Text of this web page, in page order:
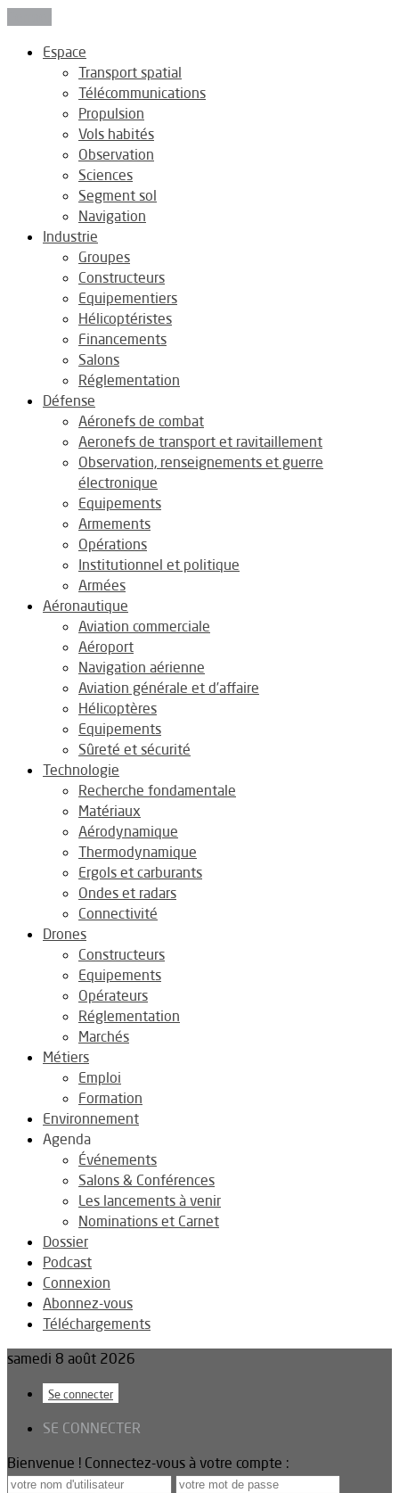
Espace
Transport spatial
Télécommunications
Propulsion
Vols habités
Observation
Sciences
Segment sol
Navigation
Industrie
Groupes
Constructeurs
Equipementiers
Hélicoptéristes
Financements
Salons
Réglementation
Défense
Aéronefs de combat
Aeronefs de transport et ravitaillement
Observation, renseignements et guerre
électronique
Equipements
Armements
Opérations
Institutionnel et politique
Armées
Aéronautique
Aviation commerciale
Aéroport
Navigation aérienne
Aviation générale et d’affaire
Hélicoptères
Equipements
Sûreté et sécurité
Technologie
Recherche fondamentale
Matériaux
Aérodynamique
Thermodynamique
Ergols et carburants
Ondes et radars
Connectivité
Drones
Constructeurs
Equipements
Opérateurs
Réglementation
Marchés
Métiers
Emploi
Formation
Environnement
Agenda
Événements
Salons & Conférences
Les lancements à venir
Nominations et Carnet
Dossier
Podcast
Connexion
Abonnez-vous
Téléchargements
samedi 8 août 2026
Se connecter
SE CONNECTER
Bienvenue ! Connectez-vous à votre compte :